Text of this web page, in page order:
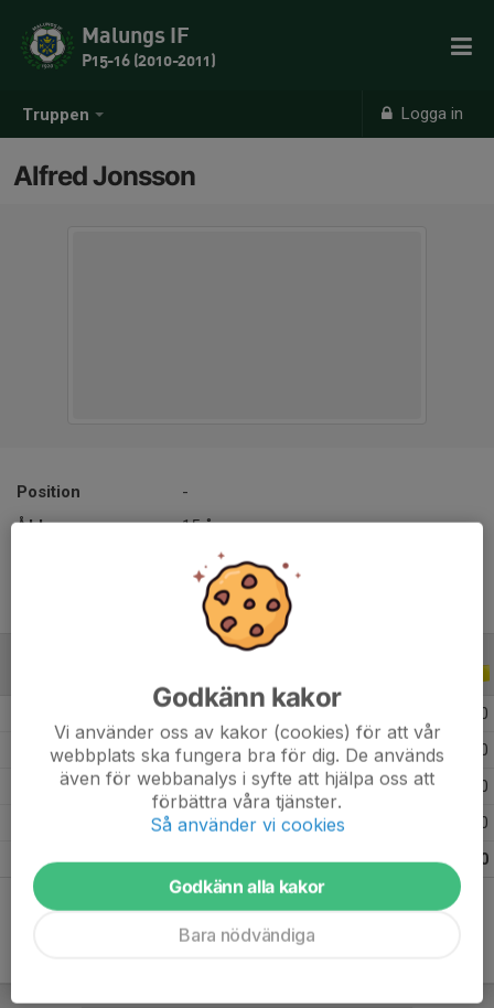
Truppen Logga in
Malungs IF
P15-16 (2010-2011)
Alfred Jonsson
Position
-
Ålder
15 år
0
2025 17 0 0 0
13 0 0
0
Totalt 46 0 0 0
Godkänn kakor
Vi använder oss av kakor (cookies) för att vår
webbplats ska fungera bra för dig. De används
även för webbanalys i syfte att hjälpa oss att
förbättra våra tjänster.
Så använder vi cookies
Godkänn alla kakor
Bara nödvändiga